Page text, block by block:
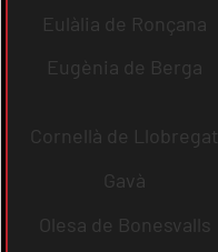
Eulàlia de Ronçana
Eugènia de Berga
Cornellà de Llobregat
Gavà
Olesa de Bonesvalls